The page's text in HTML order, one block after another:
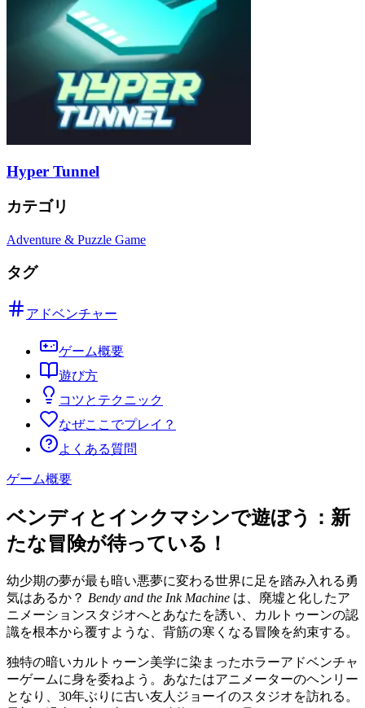
Hyper Tunnel
カテゴリ
Adventure & Puzzle Game
タグ
アドベンチャー
ゲーム概要
遊び方
コツとテクニック
なぜここでプレイ？
よくある質問
ゲーム概要
ベンディとインクマシンで遊ぼう：新
たな冒険が待っている！
幼少期の夢が最も暗い悪夢に変わる世界に足を踏み入れる勇
気はあるか？ Bendy and the Ink Machine は、廃墟と化したア
ニメーションスタジオへとあなたを誘い、カルトゥーンの認
識を根本から覆すような、背筋の寒くなる冒険を約束する。
独特の暗いカルトゥーン美学に染まったホラーアドベンチャ
ーゲームに身を委ねよう。あなたはアニメーターのヘンリー
となり、30年ぶりに古い友人ジョーイのスタジオを訪れる。